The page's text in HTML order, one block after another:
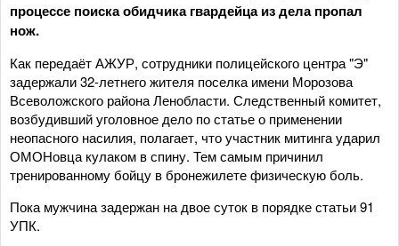
процессе поиска обидчика гвардейца из дела пропал
нож.
Как передаёт АЖУР, сотрудники полицейского центра "Э"
задержали 32-летнего жителя поселка имени Морозова
Всеволожского района Ленобласти. Следственный комитет,
возбудивший уголовное дело по статье о применении
неопасного насилия, полагает, что участник митинга ударил
ОМОНовца кулаком в спину. Тем самым причинил
тренированному бойцу в бронежилете физическую боль.
Пока мужчина задержан на двое суток в порядке статьи 91
УПК.